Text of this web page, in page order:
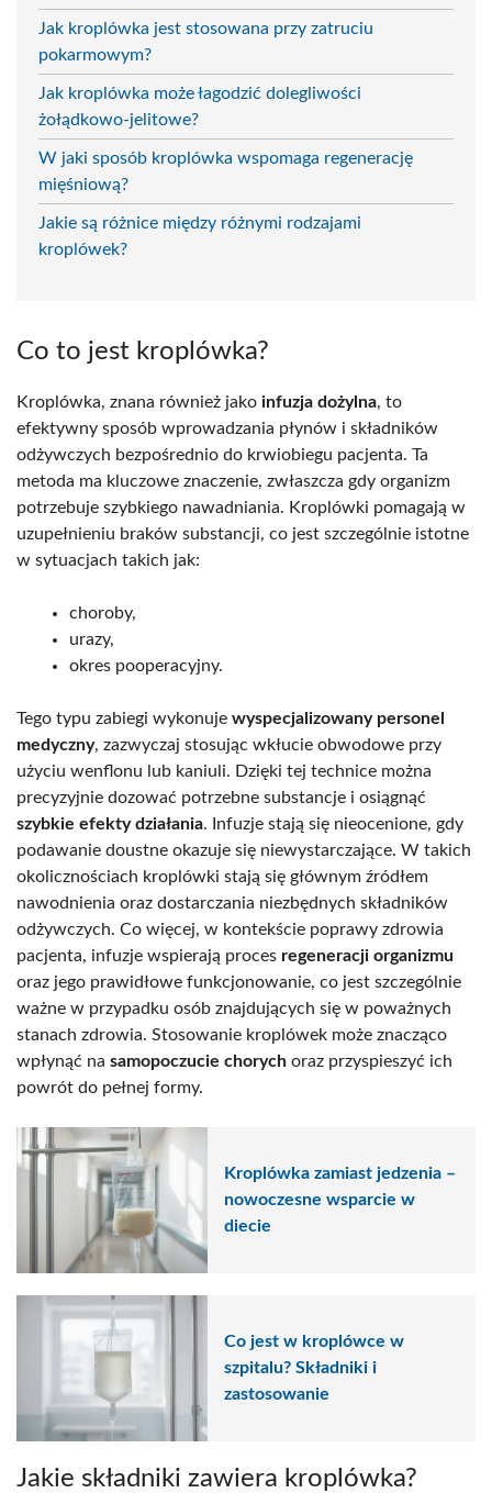
Jak kroplówka jest stosowana przy zatruciu
pokarmowym?
Jak kroplówka może łagodzić dolegliwości
żołądkowo-jelitowe?
W jaki sposób kroplówka wspomaga regenerację
mięśniową?
Jakie są różnice między różnymi rodzajami
kroplówek?
Co to jest kroplówka?
Kroplówka, znana również jako infuzja dożylna, to
efektywny sposób wprowadzania płynów i składników
odżywczych bezpośrednio do krwiobiegu pacjenta. Ta
metoda ma kluczowe znaczenie, zwłaszcza gdy organizm
potrzebuje szybkiego nawadniania. Kroplówki pomagają w
uzupełnieniu braków substancji, co jest szczególnie istotne
w sytuacjach takich jak:
choroby,
urazy,
okres pooperacyjny.
Tego typu zabiegi wykonuje wyspecjalizowany personel
medyczny, zazwyczaj stosując wkłucie obwodowe przy
użyciu wenflonu lub kaniuli. Dzięki tej technice można
precyzyjnie dozować potrzebne substancje i osiągnąć
szybkie efekty działania. Infuzje stają się nieocenione, gdy
podawanie doustne okazuje się niewystarczające. W takich
okolicznościach kroplówki stają się głównym źródłem
nawodnienia oraz dostarczania niezbędnych składników
odżywczych. Co więcej, w kontekście poprawy zdrowia
pacjenta, infuzje wspierają proces regeneracji organizmu
oraz jego prawidłowe funkcjonowanie, co jest szczególnie
ważne w przypadku osób znajdujących się w poważnych
stanach zdrowia. Stosowanie kroplówek może znacząco
wpłynąć na samopoczucie chorych oraz przyspieszyć ich
powrót do pełnej formy.
Kroplówka zamiast jedzenia –
nowoczesne wsparcie w
diecie
Co jest w kroplówce w
szpitalu? Składniki i
zastosowanie
Jakie składniki zawiera kroplówka?